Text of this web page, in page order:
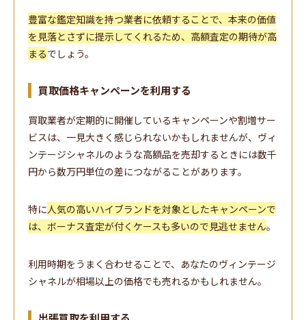
豊富な鑑定知識を持つ業者に依頼することで、本来の価値
を見落とさずに提示してくれるため、高額査定の期待が高
まるでしょう。
買取価格キャンペーンを利用する
買取業者が定期的に開催しているキャンペーンや割増サー
ビスは、一見大きく感じられないかもしれませんが、ヴィ
ンテージシャネルのような高額品を売却するときには数千
円から数万円単位の差につながることがあります。
特に人気の高いハイブランドを対象としたキャンペーンで
は、ボーナス査定が付くケースも多いので見逃せません。
利用時期をうまく合わせることで、あなたのヴィンテージ
シャネルが相場以上の価格でも売れるかもしれません。